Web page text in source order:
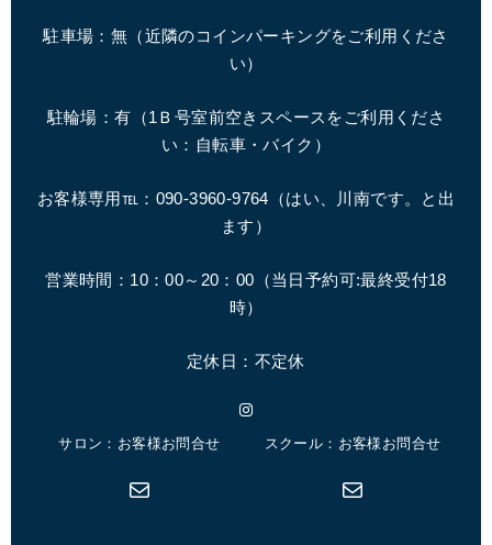
駐車場：無（近隣のコインパーキングをご利用くださ
い）
駐輪場：有（1Ｂ号室前空きスペースをご利用くださ
い：自転車・バイク）
お客様専用℡：090-3960-9764（はい、川南です。と出
ます）
営業時間：10：00～20：00（当日予約可:最終受付18
時）
定休日：不定休
Instagram
サロン：お客様お問合せ
メール
スクール：お客様お問合せ
メール